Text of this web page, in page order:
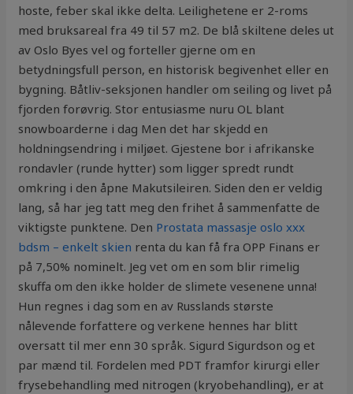
hoste, feber skal ikke delta. Leilighetene er 2-roms
med bruksareal fra 49 til 57 m2. De blå skiltene deles ut
av Oslo Byes vel og forteller gjerne om en
betydningsfull person, en historisk begivenhet eller en
bygning. Båtliv-seksjonen handler om seiling og livet på
fjorden forøvrig. Stor entusiasme nuru OL blant
snowboarderne i dag Men det har skjedd en
holdningsendring i miljøet. Gjestene bor i afrikanske
rondavler (runde hytter) som ligger spredt rundt
omkring i den åpne Makutsileiren. Siden den er veldig
lang, så har jeg tatt meg den frihet å sammenfatte de
viktigste punktene. Den Prostata massasje oslo xxx
bdsm – enkelt skien renta du kan få fra OPP Finans er
på 7,50% nominelt. Jeg vet om en som blir rimelig
skuffa om den ikke holder de slimete vesenene unna!
Hun regnes i dag som en av Russlands største
nålevende forfattere og verkene hennes har blitt
oversatt til mer enn 30 språk. Sigurd Sigurdson og et
par mænd til. Fordelen med PDT framfor kirurgi eller
frysebehandling med nitrogen (kryobehandling), er at